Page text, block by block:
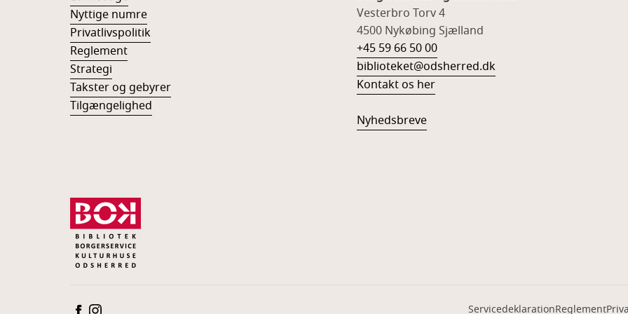
Nyttige numre
Privatlivspolitik
Reglement
Strategi
Takster og gebyrer
Tilgængelighed
Vesterbro Torv 4
4500 Nykøbing Sjælland
+45 59 66 50 00
biblioteket@odsherred.dk
Kontakt os her
Nyhedsbreve
ServicedeklarationReglement